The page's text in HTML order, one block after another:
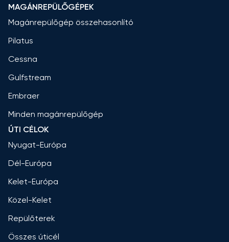
MAGÁNREPÜLŐGÉPEK
Magánrepülőgép összehasonlító
Pilatus
Cessna
Gulfstream
Embraer
Minden magánrepülőgép
ÚTI CÉLOK
Nyugat-Európa
Dél-Európa
Kelet-Európa
Közel-Kelet
Repülőterek
Összes úticél